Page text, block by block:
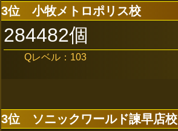
3位 小牧メトロポリス校
284482個
Qレベル：103
3位 ソニックワールド諫早店校